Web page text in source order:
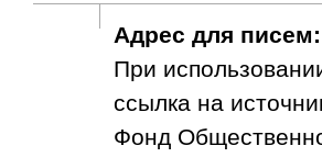
Адрес для писем:
При
ссылка на
Фонд